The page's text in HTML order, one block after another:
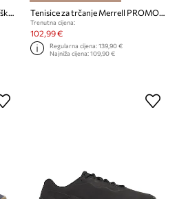
Merrell natikače s izrezima za muškarce Hydro Next Gen Moc Tenisice za trčanje Merrell PROMORPH
Trenutna cijena:
102,99 €
Regularna cijena:139,90 €
Najniža cijena:109,90 €